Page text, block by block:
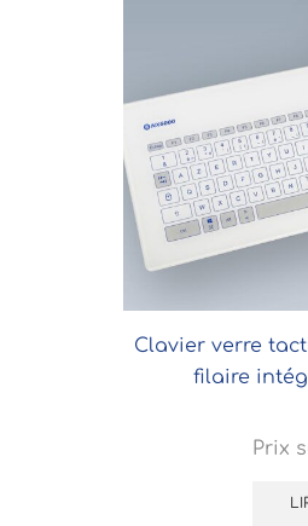
Clavier verre
filaire
Prix